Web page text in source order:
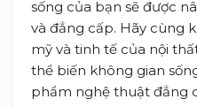
sống của bạn sẽ được
và đẳng cấp. Hãy cùng
mỹ và tinh tế của nội
thể biến không gian
phẩm nghệ thuật đẳng